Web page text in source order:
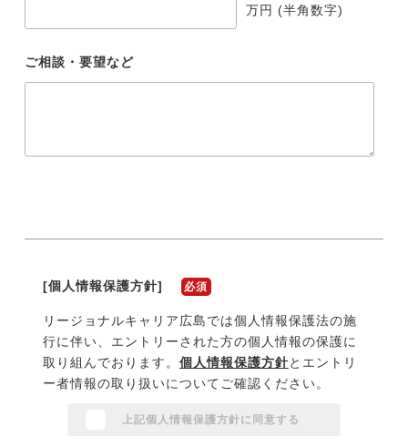
万円 (半角数字)
ご相談・要望など
[個人情報保護方針] 必須
リージョナルキャリア広島では個人情報保護法の施
行に伴い、エントリーされた方の個人情報の保護に
取り組んでおります。 個人情報保護方針とエントリ
ー者情報の取り扱いについてご確認ください。
上記個人情報保護方針に同意する